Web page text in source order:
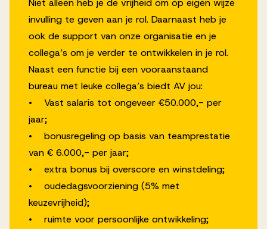
Niet alleen heb je de vrijheid om op eigen wijze
invulling te geven aan je rol. Daarnaast heb je
ook de support van onze organisatie en je
collega’s om je verder te ontwikkelen in je rol.
Naast een functie bij een vooraanstaand
bureau met leuke collega’s biedt AV jou:
• Vast salaris tot ongeveer €50.000,- per
jaar;
• bonusregeling op basis van teamprestatie
van € 6.000,- per jaar;
• extra bonus bij overscore en winstdeling;
• oudedagsvoorziening (5% met
keuzevrijheid);
• ruimte voor persoonlijke ontwikkeling;